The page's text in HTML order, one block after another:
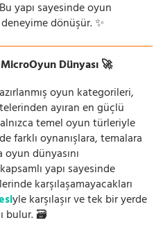
yapı sayesinde oyun
dönüşür. ✨
Dünyası 🚀
oyun kategorileri,
ayıran en güçlü
temel oyun türleriyle
farklı oynanışlara, temalara
dünyasını
yapı sayesinde
karşılaşamayacakları
yle karşılaşır ve tek bir yerde
bulur. 🗃️